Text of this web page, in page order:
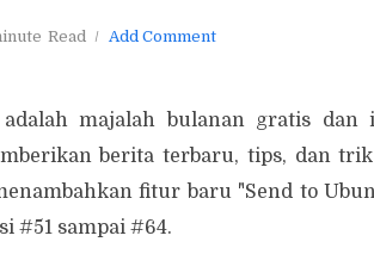
Read Add Comment
adalah majalah bulanan gratis dan
berita terbaru, tips, dan
fitur baru "Send to
#51 sampai #64.